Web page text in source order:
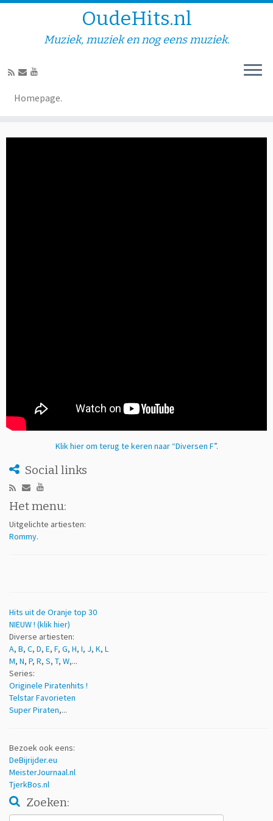
OudeHits.nl
Muziek, muziek en nog eens muziek.
Homepage.
Klik hier om terug te keren naar “Diversen F”.
Social links
Het menu:
Uitgelichte artiesten:
Rommy.
Hits uit de Oranje top 30
NIEUW ! (klik hier)
Diverse artiesten:
A, B, C, D, E, F, G, H, I, J, K, L
M, N, P, R, S, T, W,...
Series:
Originele Piratenhits !
Telstar Favorieten
Super Piraten,...
Bezoek ook eens:
DeBijrijder.eu
MeisterJournaal.nl
TjerkBos.nl
Zoeken: